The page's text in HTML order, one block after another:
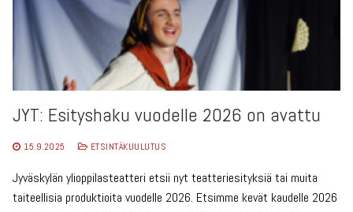
JYT: Esityshaku vuodelle 2026 on avattu
15.9.2025 ETSINTÄKUULUTUS
Jyväskylän ylioppilasteatteri etsii nyt teatteriesityksiä tai muita
taiteellisia produktioita vuodelle 2026. Etsimme kevät kaudelle 2026